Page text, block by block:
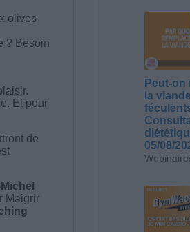
olives
? Besoin
Et pour
de
Maigrir
Peut-on
la
05/08/